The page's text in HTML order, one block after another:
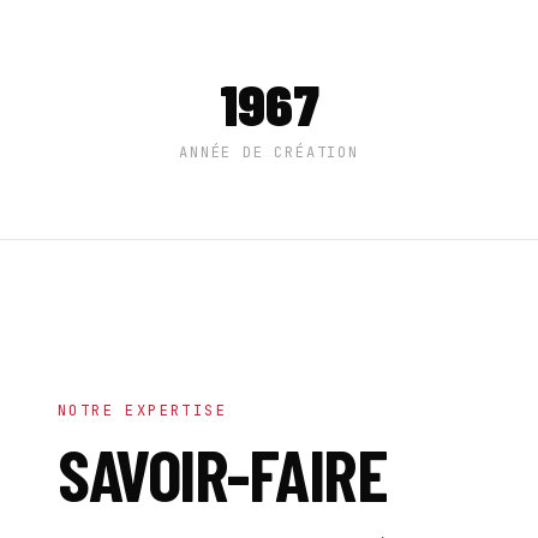
1967
ANNÉE DE CRÉATION
NOTRE EXPERTISE
SAVOIR-FAIRE